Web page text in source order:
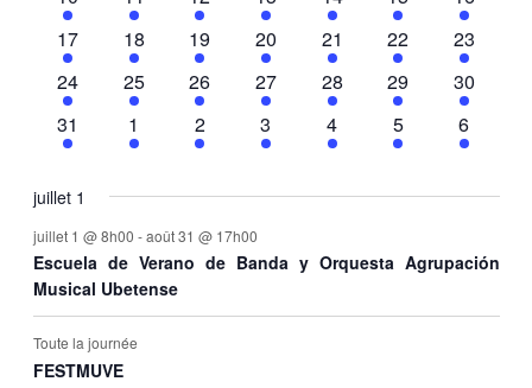
de
Évènements
évènementsévènementsévènementsévènementsévènementsévènements
5
évènements
17
6
évènements
18
5
évènements
19
6
évènements
20
5
évènements
21
4
évènements
22
3
23
6
évènements
24
7
évènements
25
6
évènements
26
7
évènements
27
5
évènements
28
7
évènements
29
5
30
7
évènements
31
10
évènements
1
10
évènements
2
11
évènements
3
9
évènements
4
7
évènements
5
5
6
juillet 1
juillet 1 @ 8h00 -août 31 @ 17h00
Escuela de Verano de Banda y Orquesta Agrupación
Musical Ubetense
Toute la journée
FESTMUVE